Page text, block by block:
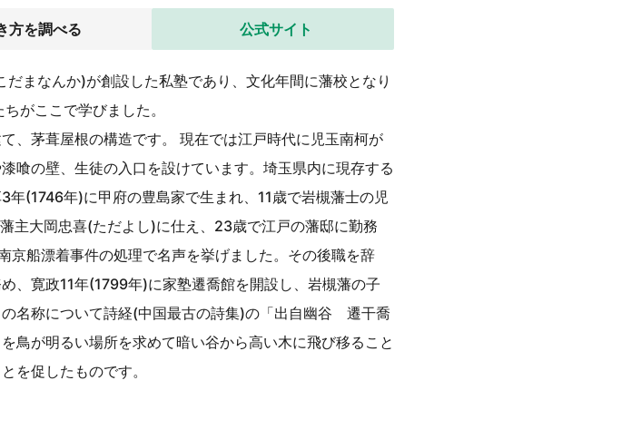
方を調べる 公式サイト
まなんか)が創設した私塾であり、文化年間に藩校となり
がここで学びました。
、茅葺屋根の構造です。 現在では江戸時代に児玉南柯が
喰の壁、生徒の入口を設けています。埼玉県内に現存する
(1746年)に甲府の豊島家で生まれ、11歳で岩槻藩士の児
主大岡忠喜(ただよし)に仕え、23歳で江戸の藩邸に勤務
京船漂着事件の処理で名声を挙げました。その後職を辞
、寛政11年(1799年)に家塾遷喬館を開設し、岩槻藩の子
名称について詩経(中国最古の詩集)の「出自幽谷 遷干喬
鳥が明るい場所を求めて暗い谷から高い木に飛び移ること
を促したものです。